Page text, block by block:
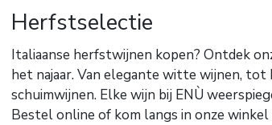
Herfstselectie
Italiaanse herfstwijnen kopen? Ontdek
het najaar. Van elegante witte wijnen,
schuimwijnen. Elke wijn bij ENÙ
Bestel online of kom langs in onze winkel